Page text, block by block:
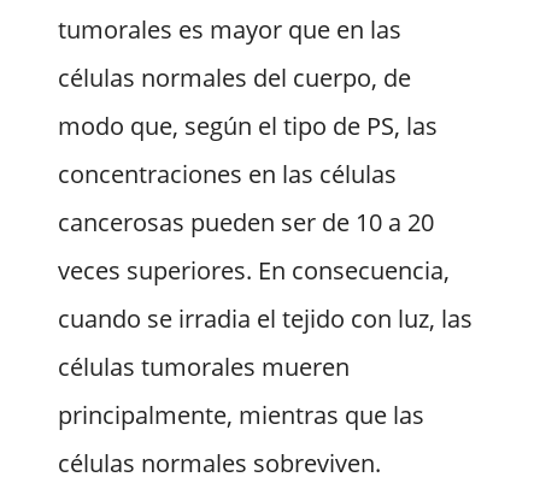
tumorales es mayor que en las
células normales del cuerpo, de
modo que, según el tipo de PS, las
concentraciones en las células
cancerosas pueden ser de 10 a 20
veces superiores. En consecuencia,
cuando se irradia el tejido con luz, las
células tumorales mueren
principalmente, mientras que las
células normales sobreviven.